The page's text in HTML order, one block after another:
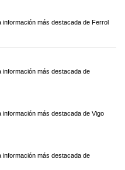
información más destacada de Ferrol
información más destacada de
información más destacada de Vigo
información más destacada de